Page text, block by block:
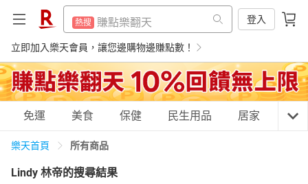
熱搜 賺點樂翻天
熱搜 299超取免運
熱搜 微波爐
熱搜 平板電腦
登入
立即加入樂天會員，讓您邊購物邊賺點數！
熱搜 299超取免運
微波爐
熱搜 平板電腦
熱搜 床架
熱搜 吹風機
熱搜 電子閱讀器
熱搜 抽7777點
購物網分類
免運 美食 保健 民生用品 居家 3C
樂天首頁 所有商品
Lindy 林帝的搜尋結果